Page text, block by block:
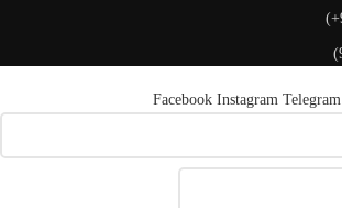
Facebook Instagram Telegram